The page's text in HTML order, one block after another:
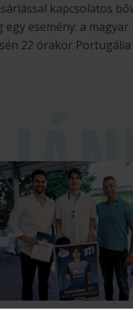
kapcsolatos
egy esemény: a
22 órakor Portugália